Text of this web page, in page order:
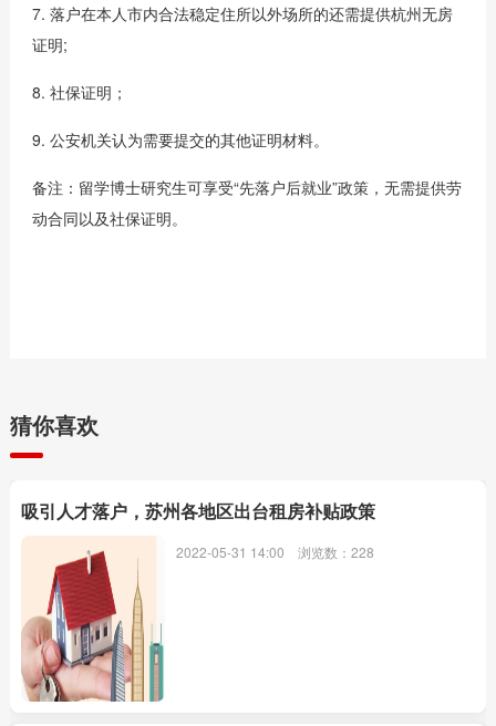
7. 落户在本人市内合法稳定住所以外场所的还需提供杭州无房
证明;
8. 社保证明；
9. 公安机关认为需要提交的其他证明材料。
备注：留学博士研究生可享受“先落户后就业”政策，无需提供劳
动合同以及社保证明。
猜你喜欢
吸引人才落户，苏州各地区出台租房补贴政策
2022-05-31 14:00 浏览数：228